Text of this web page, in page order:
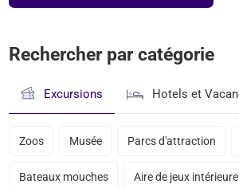
Rechercher par catégorie
Excursions Hotels et
Zoos Musée Parcs d'attraction
Bateaux mouches Aire de jeux intérieure